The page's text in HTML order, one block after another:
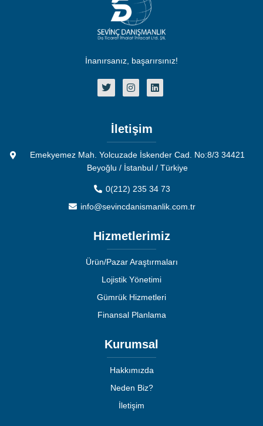
İnanırsanız, başarırsınız!
İletişim
Emekyemez Mah. Yolcuzade İskender Cad. No:8/3 34421
Beyoğlu / İstanbul / Türkiye
0(212) 235 34 73
info@sevincdanismanlik.com.tr
Hizmetlerimiz
Ürün/Pazar Araştırmaları
Lojistik Yönetimi
Gümrük Hizmetleri
Finansal Planlama
Kurumsal
Hakkımızda
Neden Biz?
İletişim